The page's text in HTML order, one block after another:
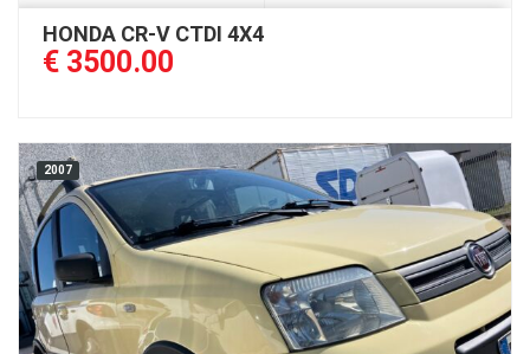
HONDA CR-V CTDI 4X4
€ 3500.00
2007